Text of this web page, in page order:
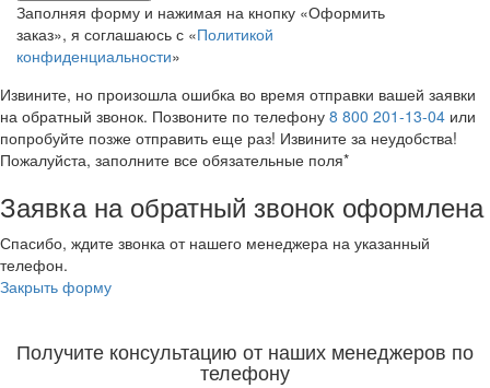
Заполняя форму и нажимая на кнопку «Оформить
заказ», я соглашаюсь с «Политикой
конфиденциальности»
Извините, но произошла ошибка во время отправки вашей заявки
на обратный звонок. Позвоните по телефону 8 800 201-13-04 или
попробуйте позже отправить еще раз! Извините за неудобства!
Пожалуйста, заполните все обязательные поля*
Заявка на обратный звонок оформлена
Спасибо, ждите звонка от нашего менеджера на указанный
телефон.
Закрыть форму
Получите консультацию от наших менеджеров по
телефону